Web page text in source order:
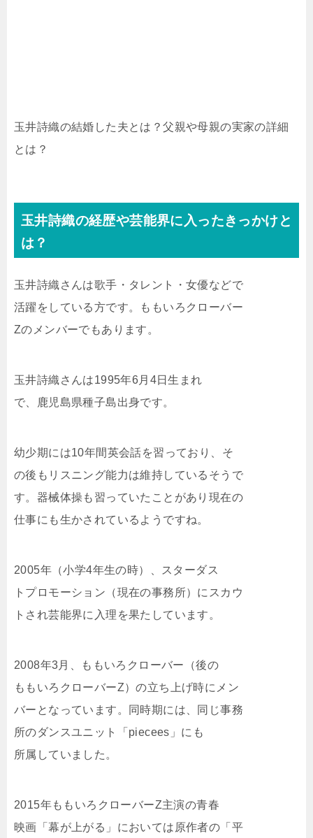
玉井詩織の結婚した夫とは？父親や母親の実家の詳細
とは？
玉井詩織の経歴や芸能界に入ったきっかけと
は？
玉井詩織さんは歌手・タレント・女優などで
活躍をしている方です。ももいろクローバー
Zのメンバーでもあります。
玉井詩織さんは1995年6月4日生まれ
で、鹿児島県種子島出身です。
幼少期には10年間英会話を習っており、そ
の後もリスニング能力は維持しているそうで
す。器械体操も習っていたことがあり現在の
仕事にも生かされているようですね。
2005年（小学4年生の時）、スターダス
トプロモーション（現在の事務所）にスカウ
トされ芸能界に入理を果たしています。
2008年3月、ももいろクローバー（後の
ももいろクローバーZ）の立ち上げ時にメン
バーとなっています。同時期には、同じ事務
所のダンスユニット「piecees」にも
所属していました。
2015年ももいろクローバーZ主演の青春
映画「幕が上がる」においては原作者の「平